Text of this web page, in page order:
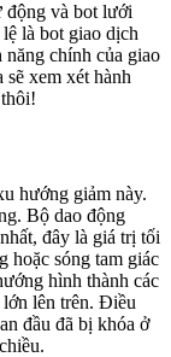
động và bot lưới
là bot giao dịch
chính của giao
xem xét hành
hướng giảm này.
Bộ dao động
đây là giá trị tối
hoặc sóng tam giác
hình thành các
lớn lên trên. Điều
đầu đã bị khóa ở